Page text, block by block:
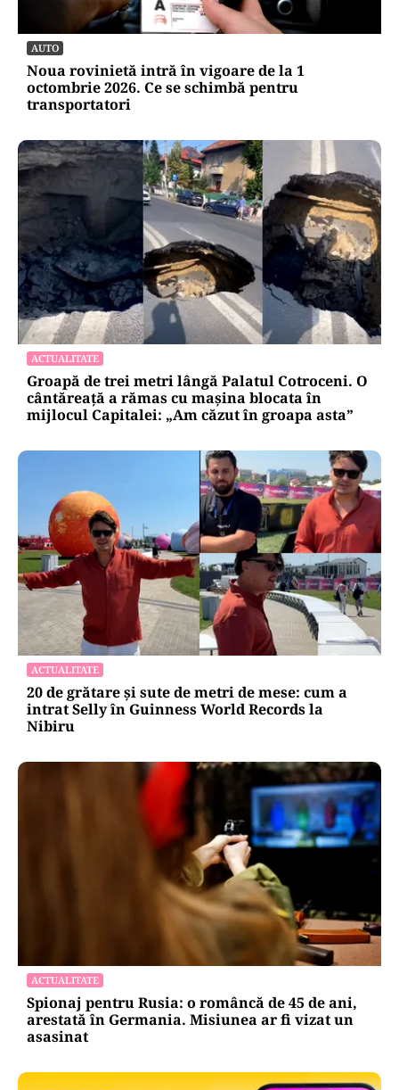
pentru mentenanța IT a instituțiilor
publice
Alte Articole Importante
AUTO
Noua rovinietă intră în vigoare de la 1
octombrie 2026. Ce se schimbă pentru
transportatori
ACTUALITATE
Groapă de trei metri lângă Palatul Cotroceni. O
cântăreață a rămas cu mașina blocata în
mijlocul Capitalei: „Am căzut în groapa asta”
20 de grătare și sute de metri de mese: cum a
intrat Selly în Guinness World Records la
Nibiru